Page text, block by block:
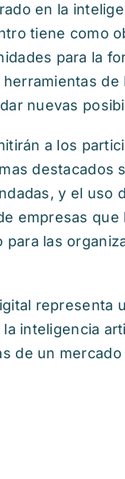
en la
tiene como
para la
nuevas
a los
y el uso
empresas
las
inteligencia
de un